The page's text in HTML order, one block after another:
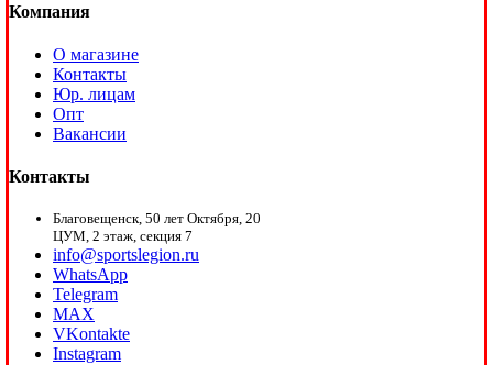
Компания
О магазине
Контакты
Юр. лицам
Опт
Вакансии
Контакты
Благовещенск, 50 лет Октября, 20
ЦУМ, 2 этаж, секция 7
info@sportslegion.ru
WhatsApp
Telegram
MAX
VKontakte
Instagram